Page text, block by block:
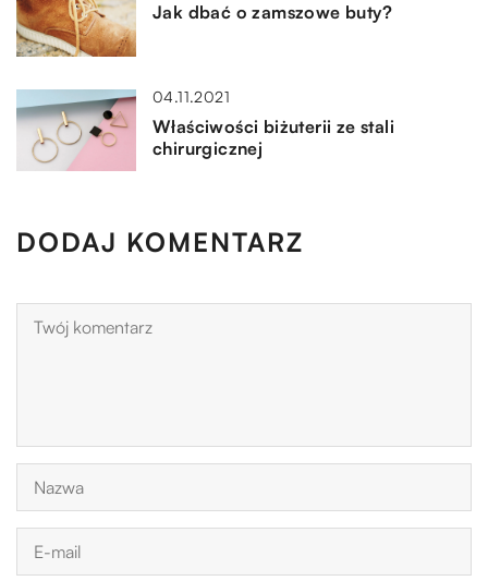
Jak dbać o zamszowe buty?
04.11.2021
Właściwości biżuterii ze stali
chirurgicznej
DODAJ KOMENTARZ